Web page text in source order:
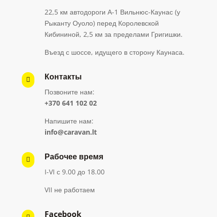
22,5 км автодороги А-1 Вильнюс-Каунас (у
Рыканту Оуоло) перед Королевской
Кибининой, 2,5 км за пределами Григишки.
Въезд с шоссе, идущего в сторону Каунаса.
 Контакты
Позвоните нам:
+370 641 102 02
Напишите нам:
info@caravan.lt
 Рабочее время
I-VI с 9.00 до 18.00
VII не работаем
Facebook